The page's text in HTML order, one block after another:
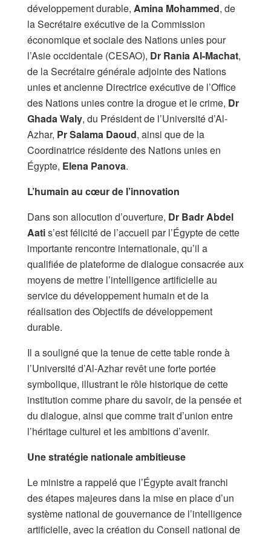
développement durable, Amina Mohammed, de
la Secrétaire exécutive de la Commission
économique et sociale des Nations unies pour
l’Asie occidentale (CESAO), Dr Rania Al-Machat,
de la Secrétaire générale adjointe des Nations
unies et ancienne Directrice exécutive de l’Office
des Nations unies contre la drogue et le crime, Dr
Ghada Waly, du Président de l’Université d’Al-
Azhar, Pr Salama Daoud, ainsi que de la
Coordinatrice résidente des Nations unies en
Égypte, Elena Panova.
L’humain au cœur de l’innovation
Dans son allocution d’ouverture, Dr Badr Abdel
Aatis’est félicité de l’accueil par l’Égypte de cette
importante rencontre internationale, qu’il a
qualifiée de plateforme de dialogue consacrée aux
moyens de mettre l’intelligence artificielle au
service du développement humain et de la
réalisation des Objectifs de développement
durable.
Il a souligné que la tenue de cette table ronde à
l’Université d’Al-Azhar revêt une forte portée
symbolique, illustrant le rôle historique de cette
institution comme phare du savoir, de la pensée et
du dialogue, ainsi que comme trait d’union entre
l’héritage culturel et les ambitions d’avenir.
Une stratégie nationale ambitieuse
Le ministre a rappelé que l’Égypte avait franchi
des étapes majeures dans la mise en place d’un
système national de gouvernance de l’intelligence
artificielle, avec la création du Conseil national de